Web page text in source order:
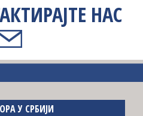
НАС
У СРБИЈИ